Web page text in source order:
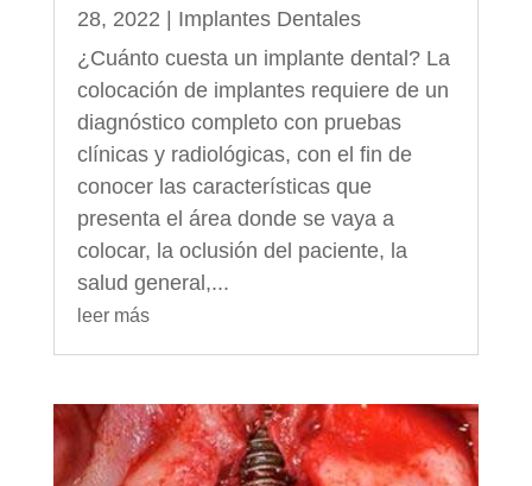
28, 2022 | Implantes Dentales
¿Cuánto cuesta un implante dental? La
colocación de implantes requiere de un
diagnóstico completo con pruebas
clínicas y radiológicas, con el fin de
conocer las características que
presenta el área donde se vaya a
colocar, la oclusión del paciente, la
salud general,...
leer más